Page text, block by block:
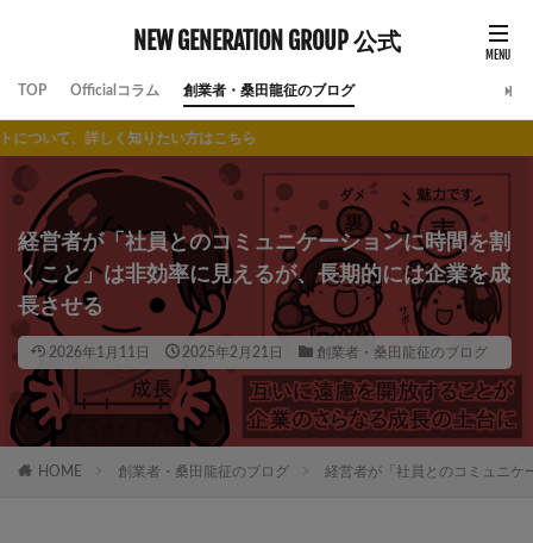
NEW GENERATION GROUP 公式
TOP Officialコラム 創業者・桑田龍征のブログ
知りたい方はこちら
経営者が「社員とのコミュニケーションに時間を割
くこと」は非効率に見えるが、長期的には企業を成
長させる
2026年1月11日 2025年2月21日 創業者・桑田龍征のブログ
HOME 創業者・桑田龍征のブログ 経営者が「社員とのコミュニケ